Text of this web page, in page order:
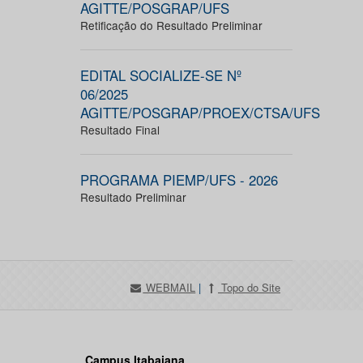
AGITTE/POSGRAP/UFS
Retificação do Resultado Preliminar
EDITAL SOCIALIZE-SE Nº
06/2025
AGITTE/POSGRAP/PROEX/CTSA/UFS
Resultado Final
PROGRAMA PIEMP/UFS - 2026
Resultado Preliminar
WEBMAIL | Topo do Site
Campus Itabaiana